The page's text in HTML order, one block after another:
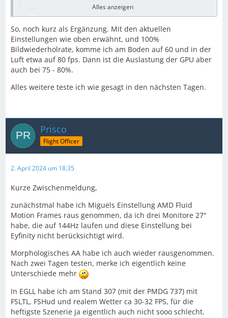
Moin Jörg,
da ich auch grade vor 3 Wochen von Intel/Nvidia auf
komplett AMD (7800X3D/7900 XTX/32 GB Skill)
umgestiegen bin, freue ich mich, dass du den
div. Versuchen durch.
Mein FPS liegen übrigens, wie bei dir, zwischen 35-
45, je nach Szenerie.
Tipps!
den Einstellungen von Thomas (aus der Adrenalin
Software) und meinem persönlichen Gefühl bei den
MSFS eigenen durchgeführt.
eingestellt und VSYNC an und die max.
Bildwiederholrate meines 60Hz Monitor auf 50%
gestellt.
So komme ich im Moment bei so ziemlich allen
Szenerien auf stabile 30fps und die Grafikkarte ist im
Schnitt zu 45% ausgelastet. Der Prozessor hat eine
Alles anzeigen
So, noch kurz als Ergänzung. Mit den aktuellen
Einstellungen wie oben erwähnt, und 100%
Bildwiederholrate, komme ich am Boden auf 60 und in der
Luft etwa auf 80 fps. Dann ist die Auslastung der GPU aber
auch bei 75 - 80%.
Alles weitere teste ich wie gesagt in den nächsten Tagen.
Prisco
Flight Officer
2. April 2024 um 18:35
Kurze Zwischenmeldung,
zunächstmal habe ich Miguels Einstellung AMD Fluid
Motion Frames raus genommen, da ich drei Monitore 27"
habe, die auf 144Hz laufen und diese Einstellung bei
Eyfinity nicht berücksichtigt wird.
Morphologisches AA habe ich auch wieder rausgenommen.
Nach zwei Tagen testen, merke ich eigentlich keine
Unterschiede mehr
In EGLL habe ich am Stand 307 (mit der PMDG 737) mit
FSLTL, FSHud und realem Wetter ca 30-32 FPS, für die
heftigste Szenerie ja eigentlich auch nicht sooo schlecht.